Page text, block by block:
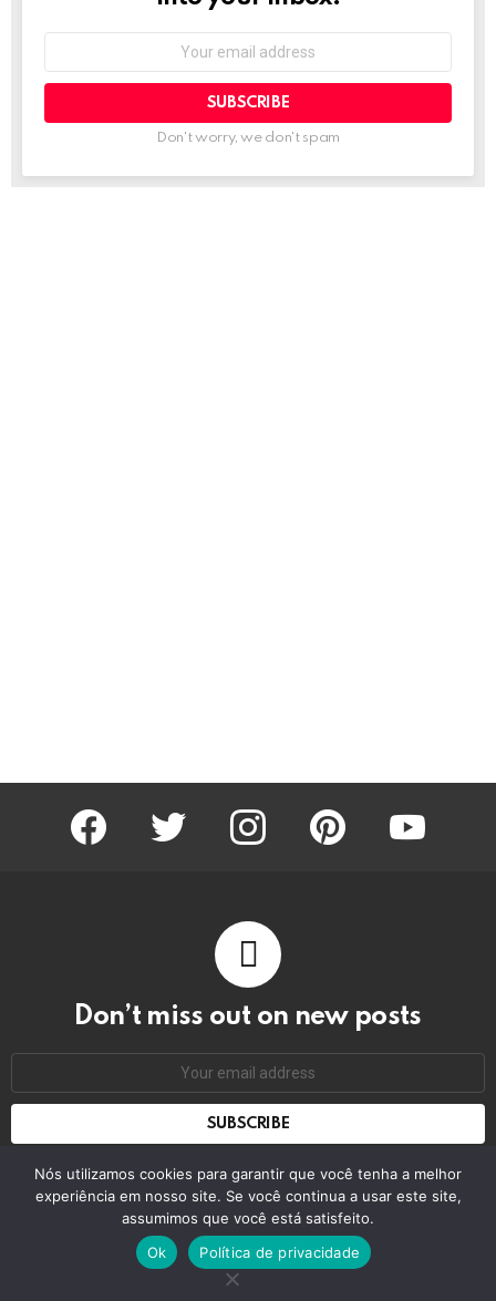
Don't worry, we don't spam
facebook twitter instagram pinterest youtube
Don’t miss out on new posts
© 2026 by bring the pixel. Remember to change this
Contact us
Nós utilizamos cookies para garantir que você tenha a melhor
experiência em nosso site. Se você continua a usar este site,
assumimos que você está satisfeito.
Ok
Política de privacidade